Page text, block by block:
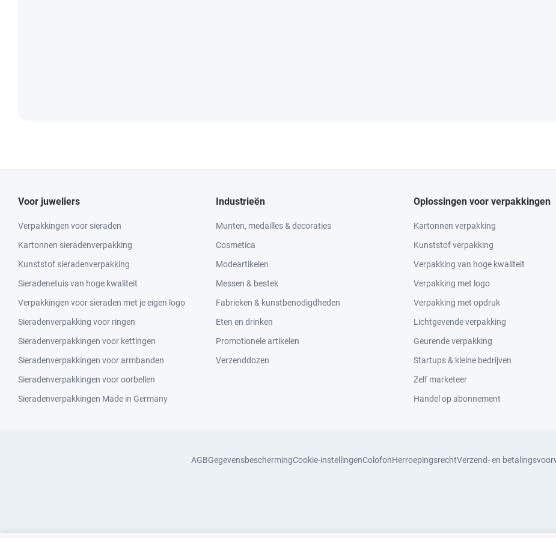
Voor juweliers
Verpakkingen voor sieraden
Kartonnen sieradenverpakking
Kunststof sieradenverpakking
Sieradenetuis van hoge kwaliteit
Verpakkingen voor sieraden met je eigen logo
Sieradenverpakking voor ringen
Sieradenverpakkingen voor kettingen
Sieradenverpakkingen voor armbanden
Sieradenverpakkingen voor oorbellen
Sieradenverpakkingen Made in Germany
Industrieën
Munten, medailles & decoraties
Cosmetica
Modeartikelen
Messen & bestek
Fabrieken & kunstbenodigdheden
Eten en drinken
Promotionele artikelen
Verzenddozen
Oplossingen voor verpakkingen
Kartonnen verpakking
Kunststof verpakking
Verpakking van hoge kwaliteit
Verpakking met logo
Verpakking met opdruk
Lichtgevende verpakking
Geurende verpakking
Startups & kleine bedrijven
Zelf marketeer
Handel op abonnement
AGBGegevensbeschermingCookie-instellingenColofonHerroepingsrechtVerzend- en